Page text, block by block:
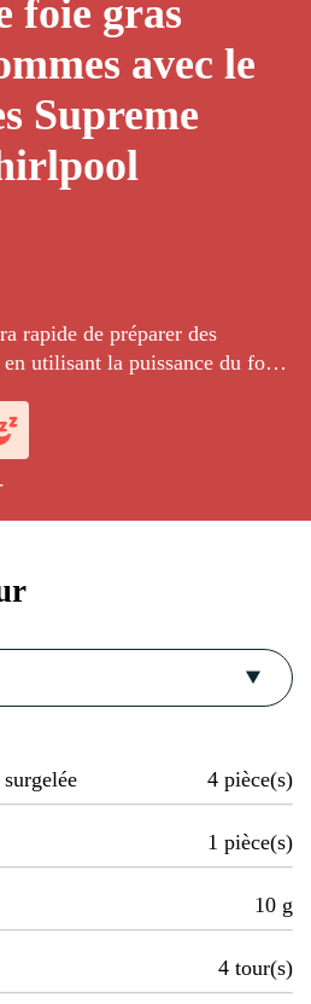
foie gras
avec le
Supreme
rapide de préparer des
utilisant la puissance du four
4 pièce(s)
1 pièce(s)
10 g
4 tour(s)